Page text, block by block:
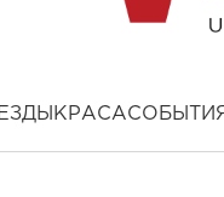
КРАСА